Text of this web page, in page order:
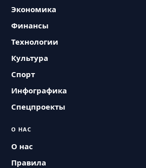
Экономика
Финансы
Технологии
Культура
Спорт
Инфографика
Спецпроекты
О НАС
О нас
Правила